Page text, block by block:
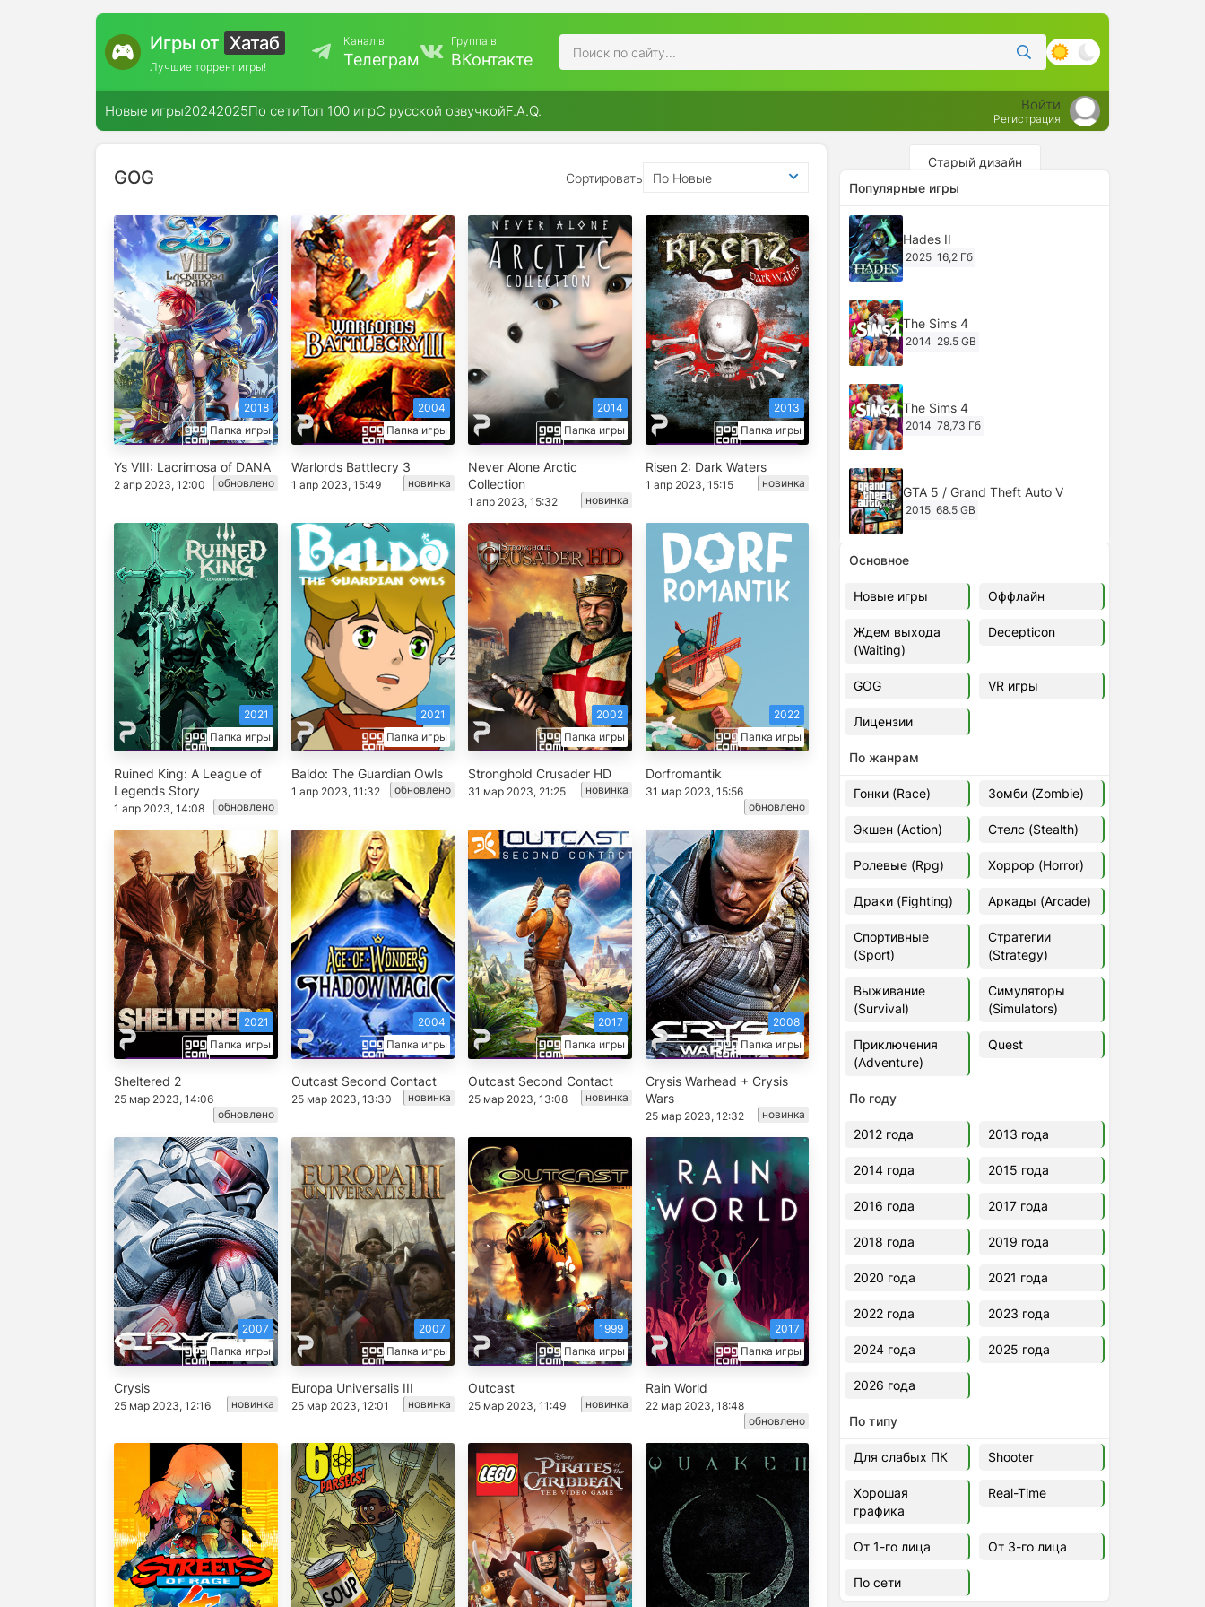
Игры от Хатаб
Лучшие торрент игры!
Канал в
Телеграм
Группа в
ВКонтакте
Новые игры20242025По сетиТоп 100 игрС русской озвучкойF.A.Q. Войти
Регистрация
GOG Сортировать По Новые
Папка игры
2018
Ys VIII: Lacrimosa of DANA
2 апр 2023, 12:00 обновлено
Папка игры
2004
Warlords Battlecry 3
1 апр 2023, 15:49 новинка
Папка игры
2014
Never Alone Arctic
Collection
1 апр 2023, 15:32 новинка
Папка игры
2013
Risen 2: Dark Waters
1 апр 2023, 15:15 новинка
Папка игры
2021
Ruined King: A League of
Legends Story
1 апр 2023, 14:08 обновлено
Папка игры
2021
Baldo: The Guardian Owls
1 апр 2023, 11:32 обновлено
Папка игры
2002
Stronghold Crusader HD
31 мар 2023, 21:25 новинка
Папка игры
2022
Dorfromantik
31 мар 2023, 15:56
обновлено
Папка игры
2021
Sheltered 2
25 мар 2023, 14:06
обновлено
Папка игры
2004
Outcast Second Contact
25 мар 2023, 13:30 новинка
Папка игры
2017
Outcast Second Contact
25 мар 2023, 13:08 новинка
Папка игры
2008
Crysis Warhead + Crysis
Wars
25 мар 2023, 12:32 новинка
Папка игры
2007
Crysis
25 мар 2023, 12:16 новинка
Папка игры
2007
Europa Universalis III
25 мар 2023, 12:01 новинка
Папка игры
1999
Outcast
25 мар 2023, 11:49 новинка
Папка игры
2017
Rain World
22 мар 2023, 18:48
обновлено
Старый дизайн
Популярные игры
Hades II
2025 16,2 Гб
The Sims 4
2014 29.5 GB
The Sims 4
2014 78,73 Гб
GTA 5 / Grand Theft Auto V
2015 68.5 GB
Ghost of Tsushima: Director's Cut
v.1053.8.1023.1614 [RePack
Decepticon] (2024)
2024
Cyberpunk 2077
49.4 GB
Ghost of Tsushima: Director's Cut
v.1053.9.0623.1807 [Папка
Euro Truck Simulator 2 v.1.60.1.7s
[Папка игры] (2012)
37,77 Гб
Forza Horizon 5 v.688.044
[Папка игры] (2021)
2021
V Rising
2024
Основное
Новые игры Оффлайн
Ждем выхода
(Waiting)
Decepticon
GOG VR игры
Лицензии
По жанрам
Гонки (Race) Зомби (Zombie)
Экшен (Action) Стелс (Stealth)
Ролевые (Rpg) Хоррор (Horror)
Драки (Fighting) Аркады (Arcade)
Спортивные
(Sport)
Стратегии
(Strategy)
Выживание
(Survival)
Симуляторы
(Simulators)
Приключения
(Adventure)
Quest
По году
2012 года 2013 года
2014 года 2015 года
2016 года 2017 года
2018 года 2019 года
2020 года 2021 года
2022 года 2023 года
2024 года 2025 года
2026 года
По типу
Для слабых ПК Shooter
Хорошая
графика
Real-Time
От 1-го лица От 3-го лица
По сети